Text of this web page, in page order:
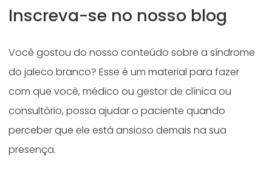
Inscreva-se no nosso blog
Você gostou do nosso conteúdo sobre a síndrome
do jaleco branco? Esse é um material para fazer
com que você, médico ou gestor de clínica ou
consultório, possa ajudar o paciente quando
perceber que ele está ansioso demais na sua
presença.